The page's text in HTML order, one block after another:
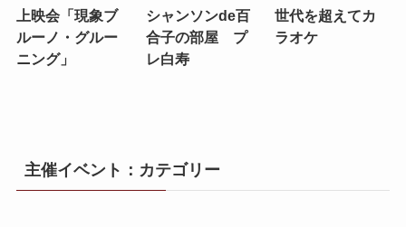
上映会「現象ブ
ルーノ・グルー
ニング」
シャンソンde百
合子の部屋 プ
レ白寿
世代を超えてカ
ラオケ
主催イベント：カテゴリー